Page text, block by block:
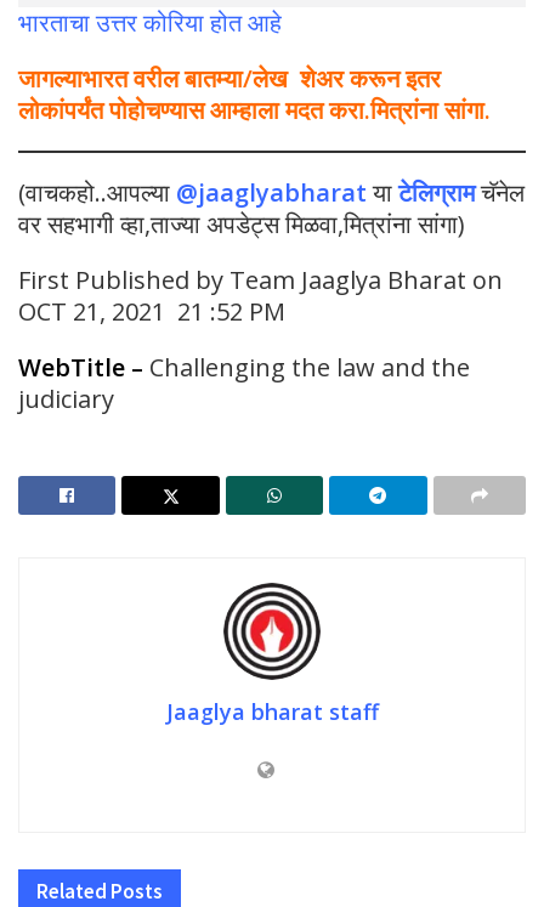
भारताचा उत्तर कोरिया होत आहे
जागल्याभारत वरील बातम्या/लेख शेअर करून इतर
लोकांपर्यंत पोहोचण्यास आम्हाला मदत करा.मित्रांना सांगा.
(वाचकहो..आपल्या @jaaglyabharat याटेलिग्रामचॅनेल
वर सहभागी व्हा,ताज्या अपडेट्स मिळवा,मित्रांना सांगा)
First Published by Team Jaaglya Bharat on
OCT 21, 2021 21 :52 PM
WebTitle – Challenging the law and the
judiciary
Jaaglya bharat staff
Related Posts